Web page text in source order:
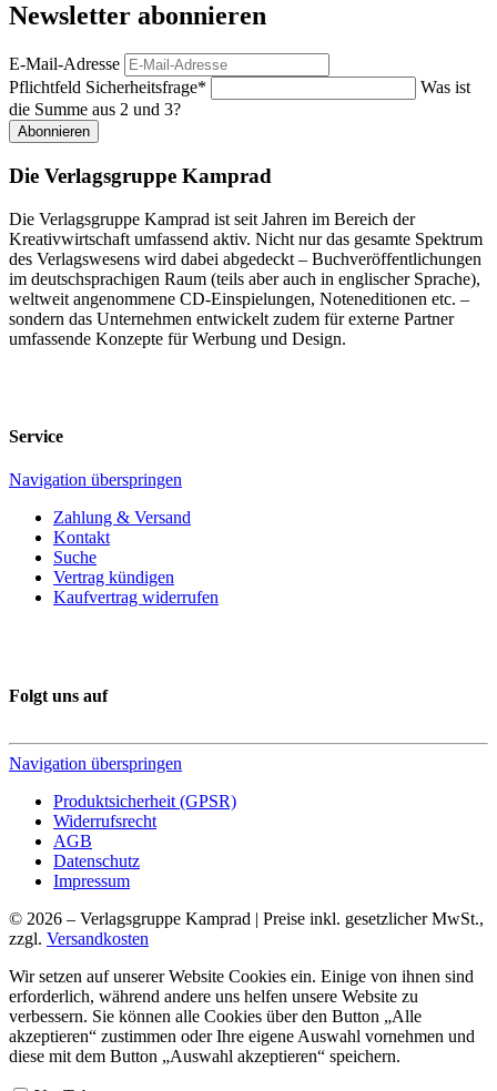
Newsletter abonnieren
E-Mail-Adresse
Pflichtfeld Sicherheitsfrage*
Was ist
die Summe aus 2 und 3?
Abonnieren
Die Verlagsgruppe Kamprad
Die Verlagsgruppe Kamprad ist seit Jahren im Bereich der
Kreativwirtschaft umfassend aktiv. Nicht nur das gesamte Spektrum
des Verlagswesens wird dabei abgedeckt – Buchveröffentlichungen
im deutschsprachigen Raum (teils aber auch in englischer Sprache),
weltweit angenommene CD-Einspielungen, Noteneditionen etc. –
sondern das Unternehmen entwickelt zudem für externe Partner
umfassende Konzepte für Werbung und Design.
Service
Navigation überspringen
Zahlung & Versand
Kontakt
Suche
Vertrag kündigen
Kaufvertrag widerrufen
Folgt uns auf
Navigation überspringen
Produktsicherheit (GPSR)
Widerrufsrecht
AGB
Datenschutz
Impressum
© 2026 – Verlagsgruppe Kamprad | Preise inkl. gesetzlicher MwSt.,
zzgl. Versandkosten
Wir setzen auf unserer Website Cookies ein. Einige von ihnen sind
erforderlich, während andere uns helfen unsere Website zu
verbessern. Sie können alle Cookies über den Button „Alle
akzeptieren“ zustimmen oder Ihre eigene Auswahl vornehmen und
diese mit dem Button „Auswahl akzeptieren“ speichern.